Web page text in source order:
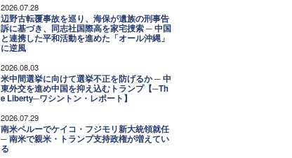
2026.07.28
辺野古転覆事故を巡り、海保が遺族の刑事告
訴に基づき、同志社国際高を家宅捜索 ─ 中国
と連携した平和活動を進めた「オール沖縄」
に逆風
2026.08.03
米中間選挙に向けて選挙不正を防げるか ─ 中
東外交を進め中国を抑え込むトランプ【─Th
e Liberty─ワシントン・レポート】
2026.07.29
南米ペルーでケイコ・フジモリ新大統領就任
─ 南米で親米・トランプ支持政権が増えてい
る